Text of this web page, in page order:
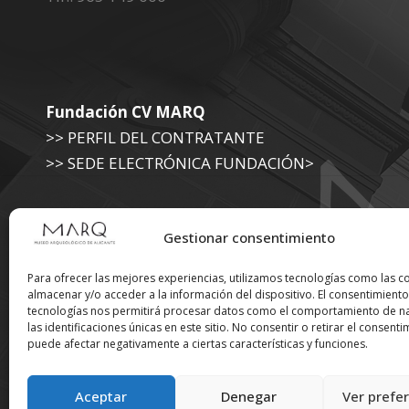
Gestionar consentimiento
Para ofrecer las mejores experiencias, utilizamos tecnologías como las
almacenar y/o acceder a la información del dispositivo. El
tecnologías nos permitirá procesar datos como el comportamiento de
las identificaciones únicas en este sitio. No consentir o retirar el
puede afectar negativamente a ciertas características y funciones.
Aceptar Denegar Ver
Fundación CV MARQ
>> PERFIL DEL CONTRATANTE
>> SEDE ELECTRÓNICA FUNDACIÓN>
>> SEDE ELECTRÓNICA DIPUTACIÓN
Suscríbete a nuestra
Newsletter